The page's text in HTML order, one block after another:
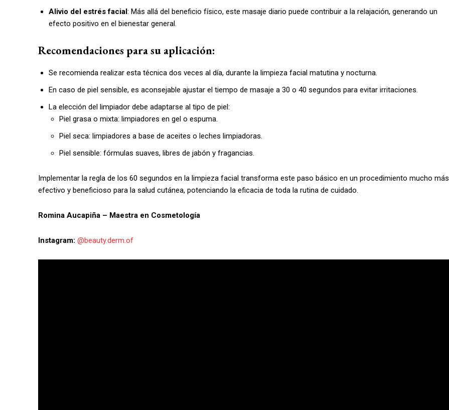
Alivio del estrés facial: Más allá del beneficio físico, este masaje diario puede contribuir a la relajación, generando un
efecto positivo en el bienestar general.
Recomendaciones para su aplicación:
Se recomienda realizar esta técnica dos veces al día, durante la limpieza facial matutina y nocturna.
En caso de piel sensible, es aconsejable ajustar el tiempo de masaje a 30 o 40 segundos para evitar irritaciones.
La elección del limpiador debe adaptarse al tipo de piel:
Piel grasa o mixta: limpiadores en gel o espuma.
Piel seca: limpiadores a base de aceites o leches limpiadoras.
Piel sensible: fórmulas suaves, libres de jabón y fragancias.
Implementar la regla de los 60 segundos en la limpieza facial transforma este paso básico en un procedimiento mucho más
efectivo y beneficioso para la salud cutánea, potenciando la eficacia de toda la rutina de cuidado.
Romina Aucapiña – Maestra en Cosmetología
Instagram: @beauty.derm.of